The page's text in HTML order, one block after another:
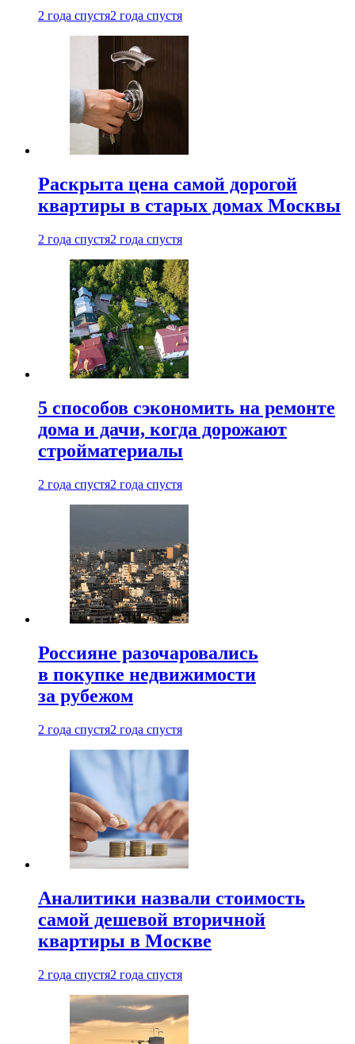
2 года спустя2 года спустя
Раскрыта цена самой дорогой
квартиры в старых домах Москвы
2 года спустя2 года спустя
5 способов сэкономить на ремонте
дома и дачи, когда дорожают
стройматериалы
2 года спустя2 года спустя
Россияне разочаровались
в покупке недвижимости
за рубежом
2 года спустя2 года спустя
Аналитики назвали стоимость
самой дешевой вторичной
квартиры в Москве
2 года спустя2 года спустя